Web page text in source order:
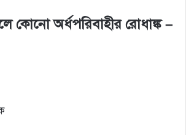
কোনো অর্ধপরিবাহীর রোধাঙ্ক –